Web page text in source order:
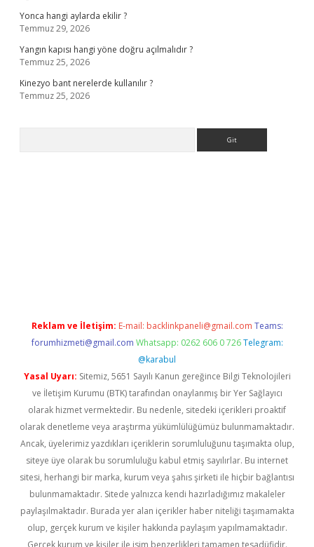
Yonca hangi aylarda ekilir ?
Temmuz 29, 2026
Yangın kapısı hangi yöne doğru açılmalıdır ?
Temmuz 25, 2026
Kinezyo bant nerelerde kullanılır ?
Temmuz 25, 2026
Reklam ve İletişim: E-mail: backlinkpaneli@gmail.com Teams:
forumhizmeti@gmail.com Whatsapp: 0262 606 0 726 Telegram:
@karabul
Yasal Uyarı: Sitemiz, 5651 Sayılı Kanun gereğince Bilgi Teknolojileri
ve İletişim Kurumu (BTK) tarafından onaylanmış bir Yer Sağlayıcı
olarak hizmet vermektedir. Bu nedenle, sitedeki içerikleri proaktif
olarak denetleme veya araştırma yükümlülüğümüz bulunmamaktadır.
Ancak, üyelerimiz yazdıkları içeriklerin sorumluluğunu taşımakta olup,
siteye üye olarak bu sorumluluğu kabul etmiş sayılırlar. Bu internet
sitesi, herhangi bir marka, kurum veya şahıs şirketi ile hiçbir bağlantısı
bulunmamaktadır. Sitede yalnızca kendi hazırladığımız makaleler
paylaşılmaktadır. Burada yer alan içerikler haber niteliği taşımamakta
olup, gerçek kurum ve kişiler hakkında paylaşım yapılmamaktadır.
Gerçek kurum ve kişiler ile isim benzerlikleri tamamen tesadüfidir.